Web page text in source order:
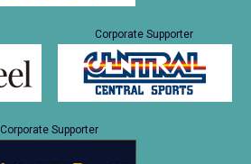
Corporate Supporter
Corporate Supporter